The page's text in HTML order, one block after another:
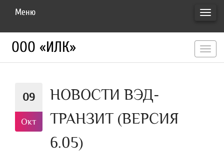
Меню
ООО «ИЛК»
09
Окт
НОВОСТИ ВЭД-
ТРАНЗИТ (ВЕРСИЯ
6.05)